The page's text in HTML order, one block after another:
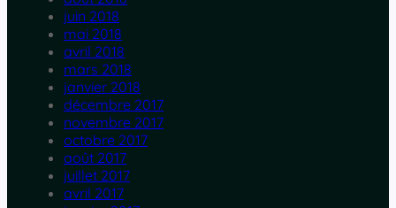
juin 2018
mai 2018
avril 2018
mars 2018
janvier 2018
décembre 2017
novembre 2017
octobre 2017
août 2017
juillet 2017
avril 2017